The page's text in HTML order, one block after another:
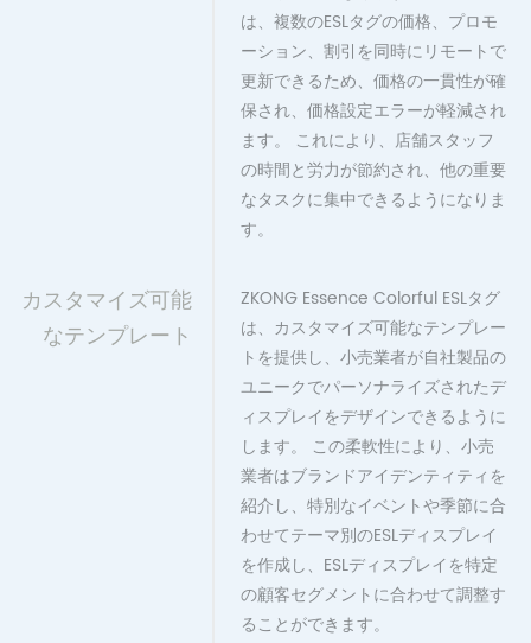
は、複数のESLタグの価格、プロモ
ーション、割引を同時にリモートで
更新できるため、価格の一貫性が確
保され、価格設定エラーが軽減され
ます。 これにより、店舗スタッフ
の時間と労力が節約され、他の重要
なタスクに集中できるようになりま
す。
カスタマイズ可能
なテンプレート
ZKONG Essence Colorful ESLタグ
は、カスタマイズ可能なテンプレー
トを提供し、小売業者が自社製品の
ユニークでパーソナライズされたデ
ィスプレイをデザインできるように
します。 この柔軟性により、小売
業者はブランドアイデンティティを
紹介し、特別なイベントや季節に合
わせてテーマ別のESLディスプレイ
を作成し、ESLディスプレイを特定
の顧客セグメントに合わせて調整す
ることができます。